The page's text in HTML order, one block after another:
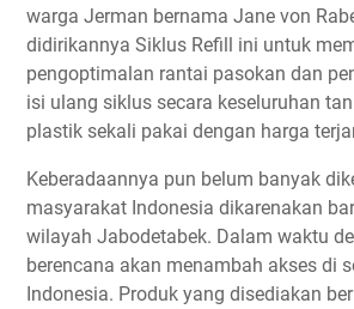
warga Jerman bernama Jane von
didirikannya Siklus Refill ini untuk
pengoptimalan rantai pasokan dan
isi ulang siklus secara keseluruhan
plastik sekali pakai dengan harga
Keberadaannya pun belum banyak
masyarakat Indonesia dikarenakan
wilayah Jabodetabek. Dalam waktu
berencana akan menambah akses di
Indonesia. Produk yang disediakan